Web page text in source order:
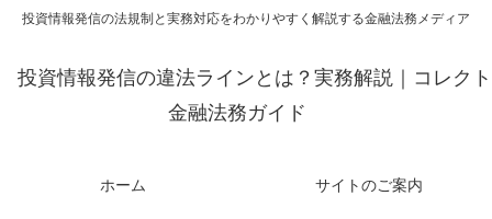
投資情報発信の法規制と実務対応をわかりやすく解説する金融法務メディア
投資情報発信の違法ラインとは？実務解説｜コレクト
金融法務ガイド
ホーム サイトのご案内